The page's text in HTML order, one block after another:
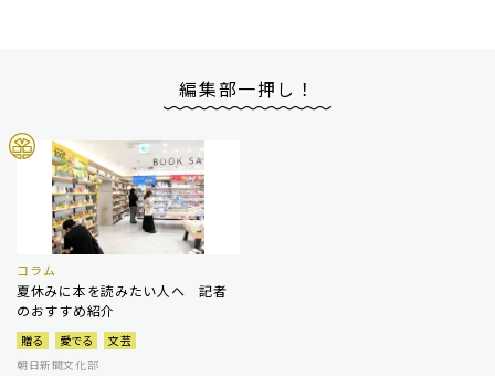
編集部一押し！
コラム
夏休みに本を読みたい人へ 記者
のおすすめ紹介
贈る 愛でる
文芸
朝日新聞文化部